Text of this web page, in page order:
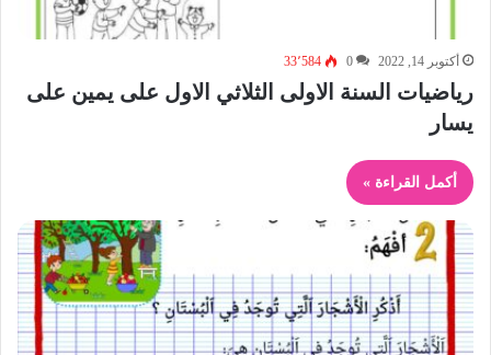
أكتوبر 14, 2022 0 33٬584
رياضيات السنة الاولى الثلاثي الاول على يمين على
يسار
أكمل القراءة »